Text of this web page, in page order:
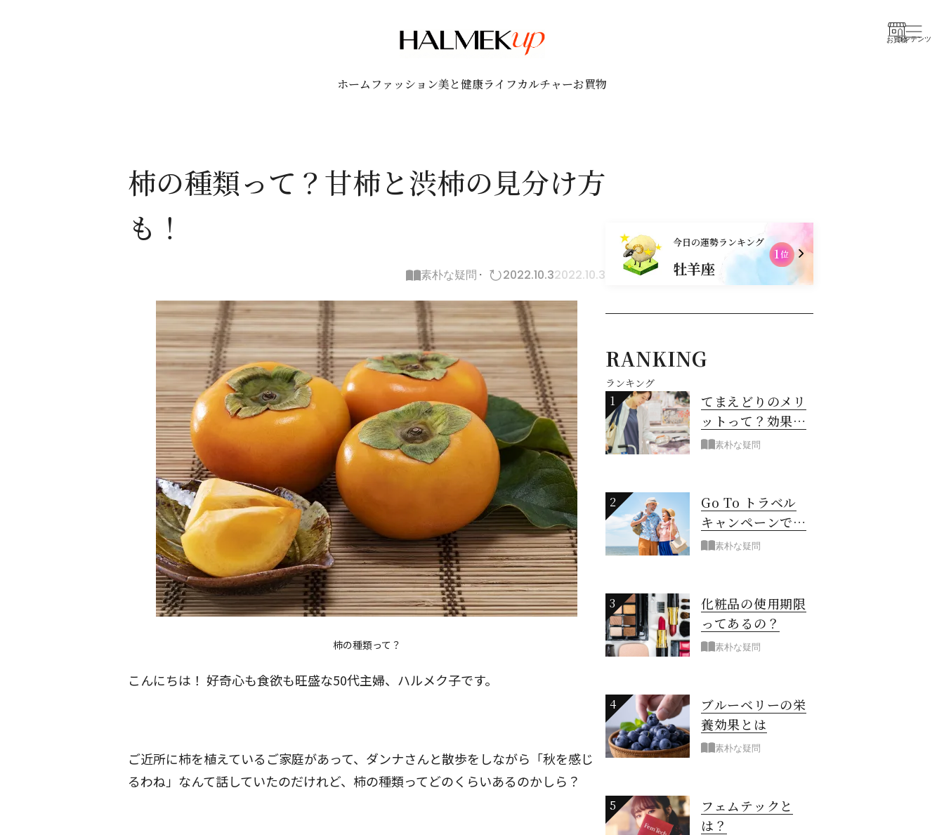
お買物コンテンツ
ホーム ファッション美と健康ライフカルチャーお買物
柿の種類って？甘柿と渋柿の見分け方
も！
素朴な疑問 2022.10.32022.10.3
柿の種類って？
こんにちは！ 好奇心も食欲も旺盛な50代主婦、ハルメク子です。
ご近所に柿を植えているご家庭があって、ダンナさんと散歩をしながら「秋を感じ
るわね」なんて話していたのだけれど、柿の種類ってどのくらいあるのかしら？
今日の運勢ランキング
牡羊座
乙女座
1
2位
RANKING
ランキング
1
てまえどりのメリ
ットって？効果は
あるの？
素朴な疑問
2
Go To トラベル
キャンペーンで旅
行が半額!?
素朴な疑問
3
化粧品の使用期限
ってあるの？
素朴な疑問
4
ブルーベリーの栄
養効果とは
素朴な疑問
5
フェムテックと
は？